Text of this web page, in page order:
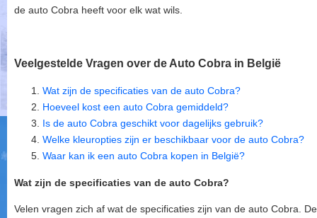
de auto Cobra heeft voor elk wat wils.
Veelgestelde Vragen over de Auto Cobra in België
Wat zijn de specificaties van de auto Cobra?
Hoeveel kost een auto Cobra gemiddeld?
Is de auto Cobra geschikt voor dagelijks gebruik?
Welke kleuropties zijn er beschikbaar voor de auto Cobra?
Waar kan ik een auto Cobra kopen in België?
Wat zijn de specificaties van de auto Cobra?
Velen vragen zich af wat de specificaties zijn van de auto Cobra.